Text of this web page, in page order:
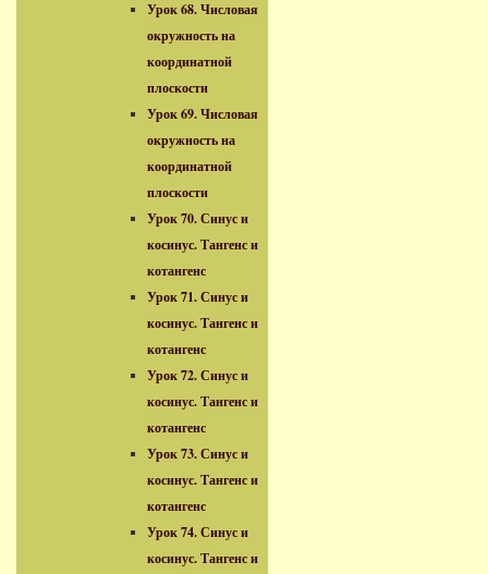
Урок 68. Числовая
окружность на
координатной
плоскости
Урок 69. Числовая
окружность на
координатной
плоскости
Урок 70. Синус и
косинус. Тангенс и
котангенс
Урок 71. Синус и
косинус. Тангенс и
котангенс
Урок 72. Синус и
косинус. Тангенс и
котангенс
Урок 73. Синус и
косинус. Тангенс и
котангенс
Урок 74. Синус и
косинус. Тангенс и